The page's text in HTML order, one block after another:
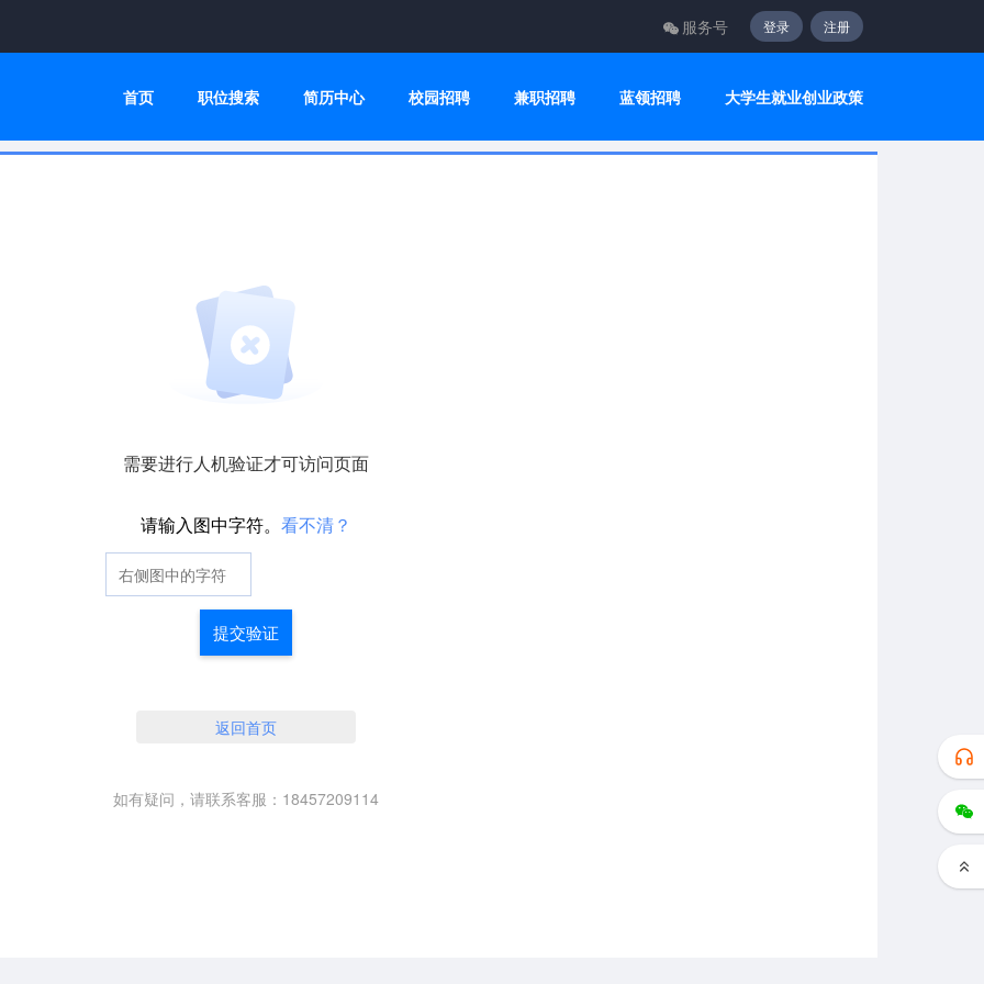
服务号 登录 注册
首页 职位搜索 简历中心 校园招聘 兼职招聘 蓝领招聘 大学生就业创业政策
需要进行人机验证才可访问页面
请输入图中字符。 看不清？
提交验证
返回首页
如有疑问，请联系客服：18457209114